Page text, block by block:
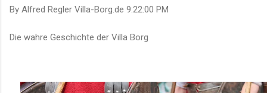
By Alfred Regler Villa-Borg.de 9:22:00 PM
Die wahre Geschichte der Villa Borg